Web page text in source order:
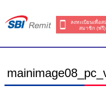
ลงทะเบียนเพื่อส
สมาชิก (ฟรี)